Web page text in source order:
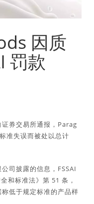
因质
罚款
券交易所通报，Parag
准失误而被处以总计
司披露的信息，FSSAI
和标准法》第 51 条，
低于规定标准的产品样